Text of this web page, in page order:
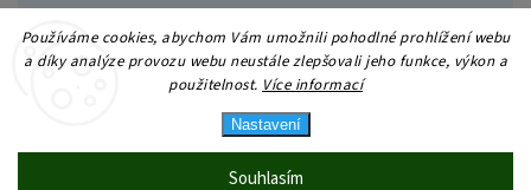
Používáme cookies, abychom Vám umožnili pohodlné prohlížení webu
a díky analýze provozu webu neustále zlepšovali jeho funkce, výkon a
použitelnost. Více informací
Nastavení
Souhlasím
Copyright 2026Fitnessprotebe.cz. Všechna práva vyhrazena.
VytvořilShoptet| Design